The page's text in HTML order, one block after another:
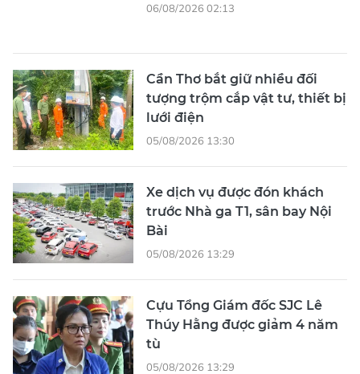
06/08/2026 02:13
Cần Thơ bắt giữ nhiều đối
tượng trộm cắp vật tư, thiết bị
lưới điện
05/08/2026 13:30
Xe dịch vụ được đón khách
trước Nhà ga T1, sân bay Nội
Bài
05/08/2026 13:29
Cựu Tổng Giám đốc SJC Lê
Thúy Hằng được giảm 4 năm
tù
05/08/2026 13:29